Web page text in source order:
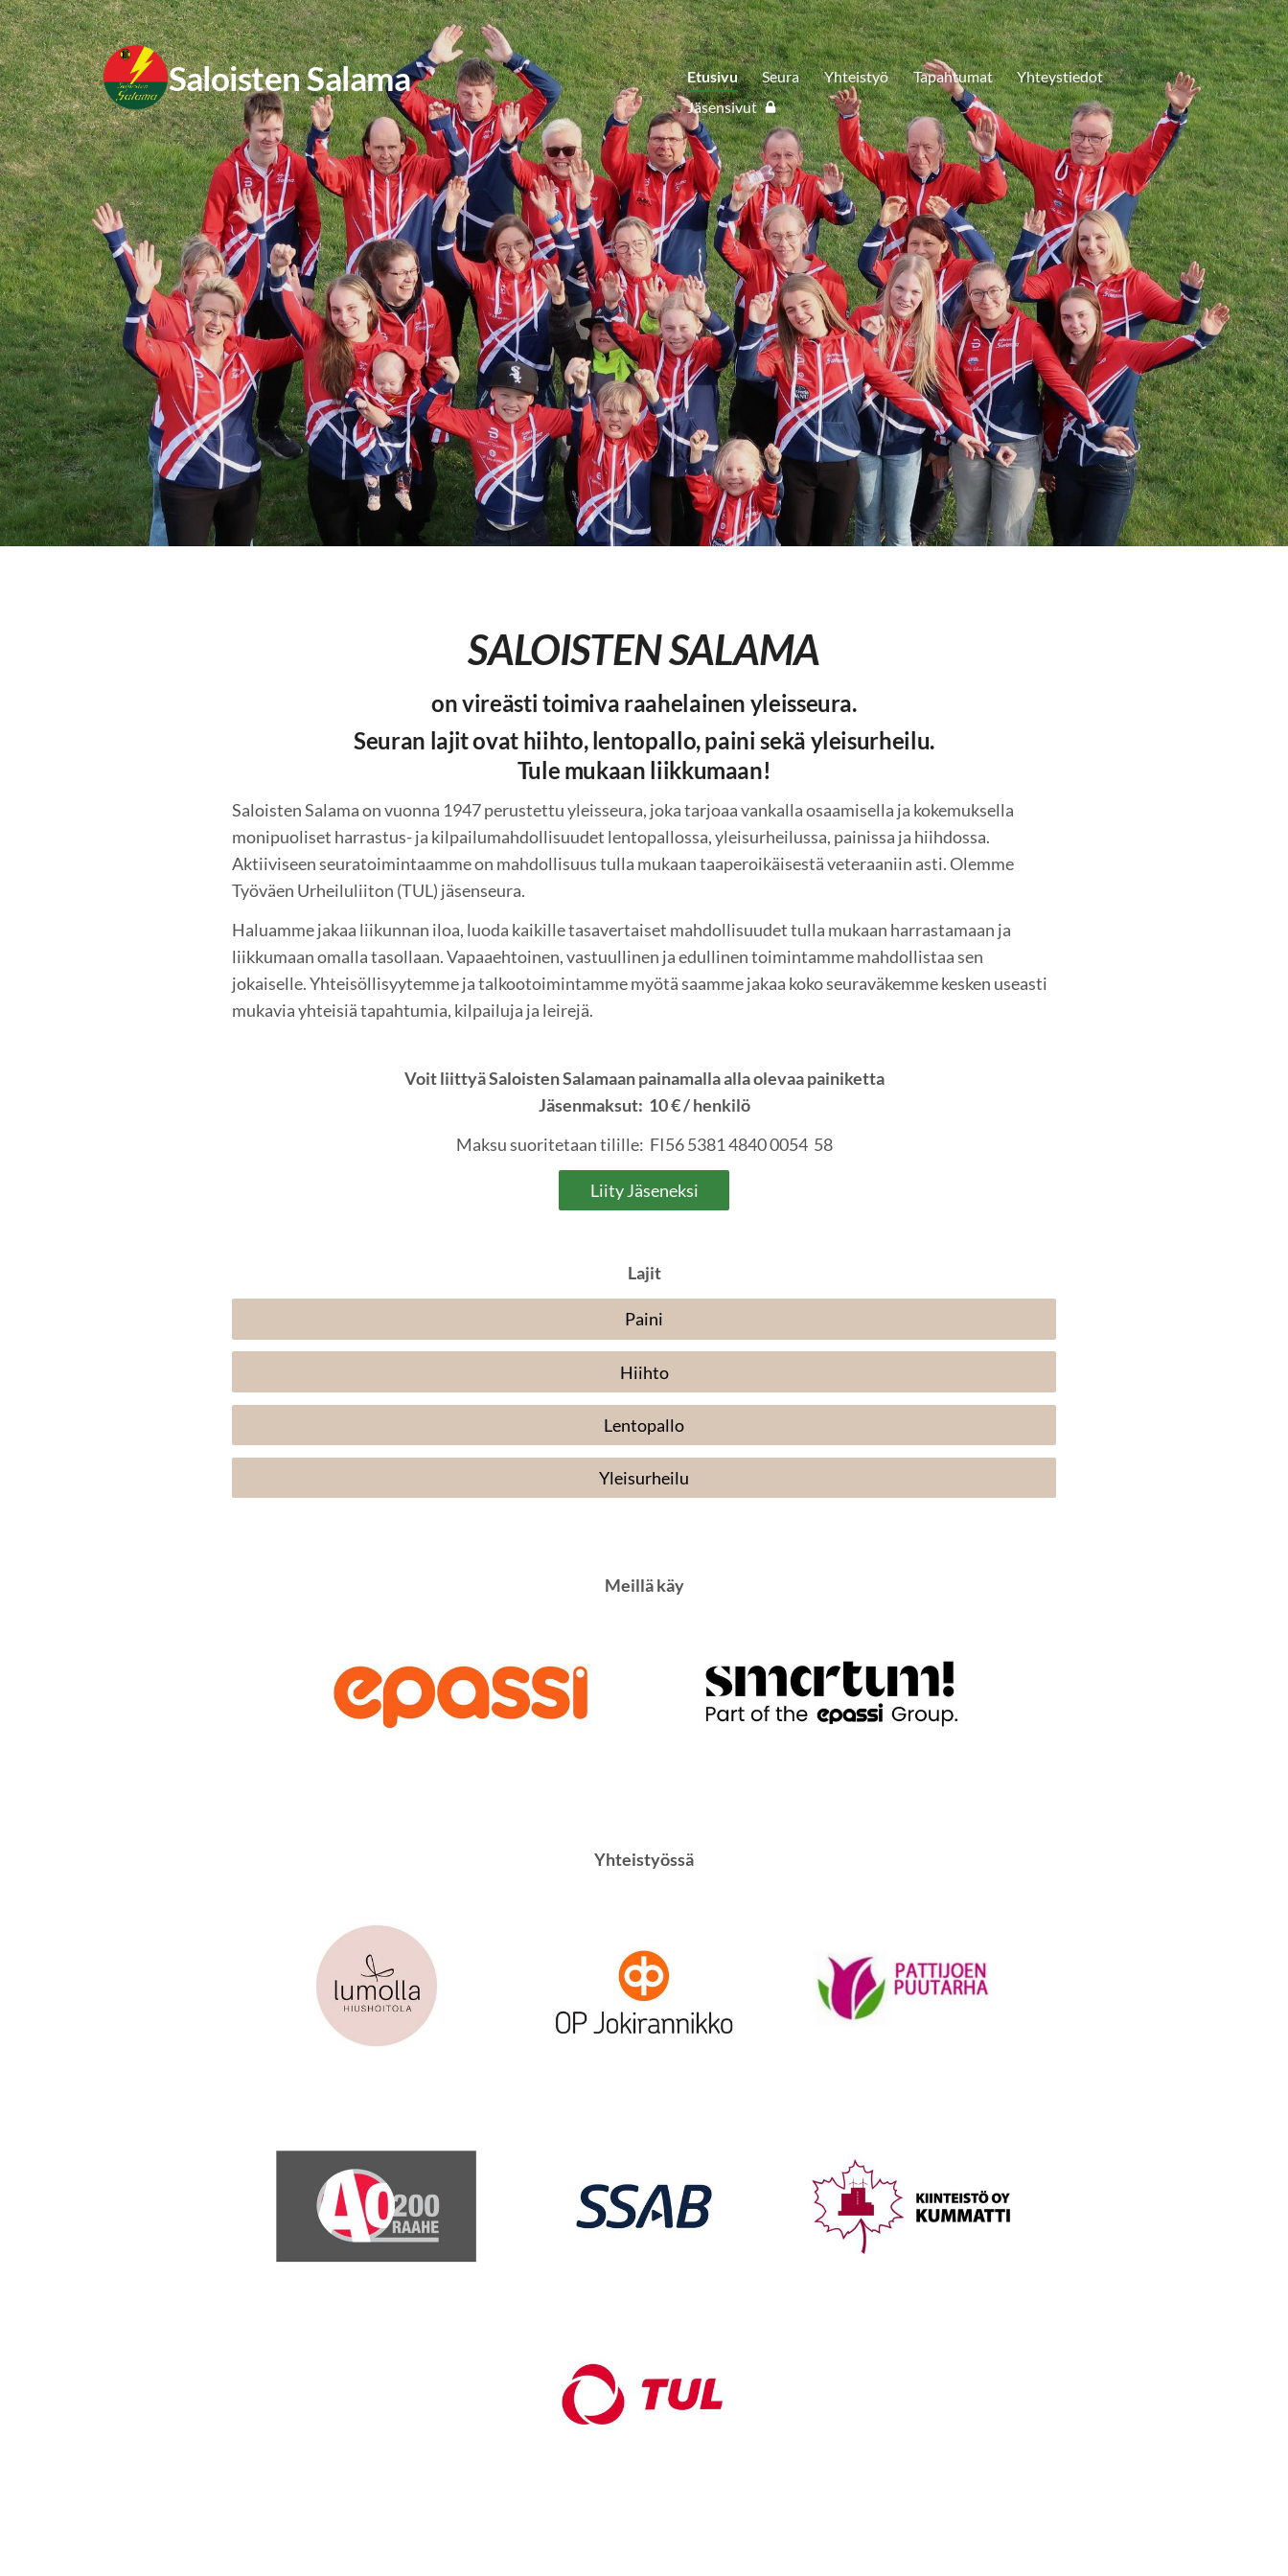
Siirry
sivun
sisältöön
Saloisten Salama Etusivu Seura Yhteistyö Tapahtumat
Yhteystiedot
Jäsensivut
SALOISTEN SALAMA
on vireästi toimiva raahelainen yleisseura.
Seuran lajit ovat hiihto, lentopallo, paini sekä yleisurheilu.
Tule mukaan liikkumaan!
Saloisten Salama on vuonna 1947 perustettu yleisseura, joka tarjoaa vankalla osaamisella ja kokemuksella
monipuoliset harrastus- ja kilpailumahdollisuudet lentopallossa, yleisurheilussa, painissa ja hiihdossa.
Aktiiviseen seuratoimintaamme on mahdollisuus tulla mukaan taaperoikäisestä veteraaniin asti. Olemme
Työväen Urheiluliiton (TUL) jäsenseura.
Haluamme jakaa liikunnan iloa, luoda kaikille tasavertaiset mahdollisuudet tulla mukaan harrastamaan ja
liikkumaan omalla tasollaan. Vapaaehtoinen, vastuullinen ja edullinen toimintamme mahdollistaa sen
jokaiselle. Yhteisöllisyytemme ja talkootoimintamme myötä saamme jakaa koko seuraväkemme kesken useasti
mukavia yhteisiä tapahtumia, kilpailuja ja leirejä.
Voit liittyä Saloisten Salamaan painamalla alla olevaa painiketta
Jäsenmaksut: 10 € / henkilö
Maksu suoritetaan tilille: FI56 5381 4840 0054 58
Liity Jäseneksi
Lajit
Paini
Hiihto
Lentopallo
Yleisurheilu
Meillä käy
Yhteistyössä